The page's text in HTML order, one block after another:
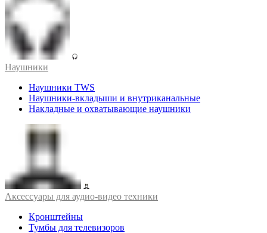
Наушники
Наушники TWS
Наушники-вкладыши и внутриканальные
Накладные и охватывающие наушники
Аксессуары для аудио-видео техники
Кронштейны
Тумбы для телевизоров